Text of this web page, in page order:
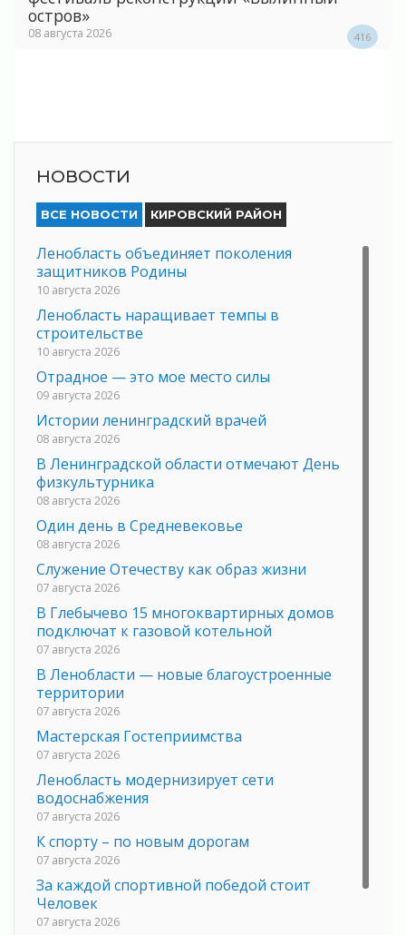
остров»
08 августа 2026 416
НОВОСТИ
ВСЕ НОВОСТИ КИРОВСКИЙ РАЙОН
Ленобласть объединяет поколения
защитников Родины
10 августа 2026
Ленобласть наращивает темпы в
строительстве
10 августа 2026
Отрадное — это мое место силы
09 августа 2026
Истории ленинградский врачей
08 августа 2026
В Ленинградской области отмечают День
физкультурника
08 августа 2026
Один день в Средневековье
08 августа 2026
Служение Отечеству как образ жизни
07 августа 2026
В Глебычево 15 многоквартирных домов
подключат к газовой котельной
07 августа 2026
В Ленобласти — новые благоустроенные
территории
07 августа 2026
Мастерская Гостеприимства
07 августа 2026
Ленобласть модернизирует сети
водоснабжения
07 августа 2026
К спорту – по новым дорогам
07 августа 2026
За каждой спортивной победой стоит
Человек
07 августа 2026